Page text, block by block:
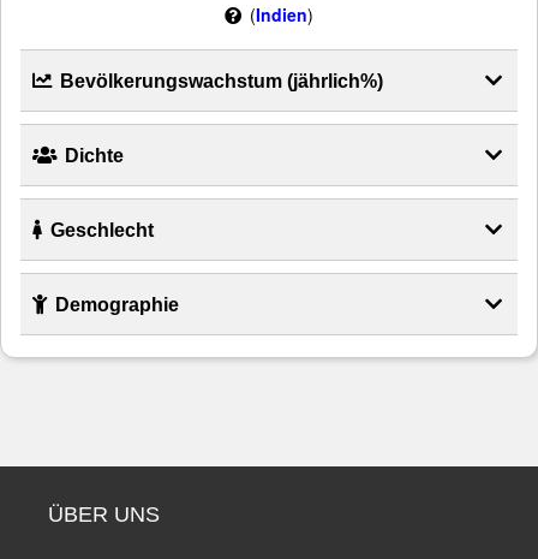
(Indien)
Bevölkerungswachstum (jährlich%)
Dichte
Geschlecht
Demographie
ÜBER UNS